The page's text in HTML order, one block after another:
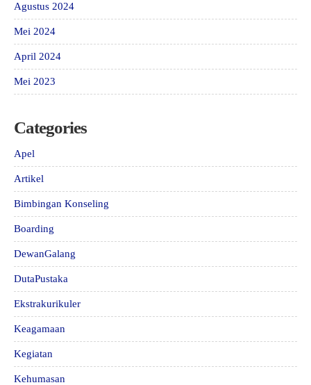
Agustus 2024
Mei 2024
April 2024
Mei 2023
Categories
Apel
Artikel
Bimbingan Konseling
Boarding
DewanGalang
DutaPustaka
Ekstrakurikuler
Keagamaan
Kegiatan
Kehumasan